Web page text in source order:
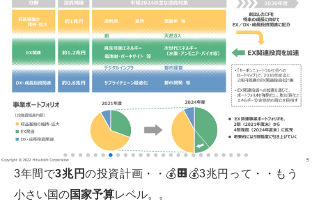
3年間で3兆円の投資計画・・💰🏢💰3兆円って・・もう
小さい国の国家予算レベル。。